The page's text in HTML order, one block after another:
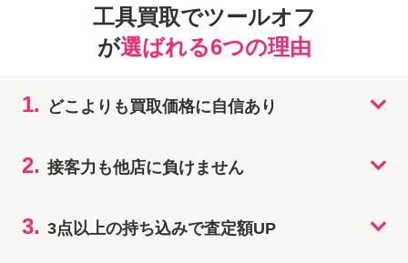
工具買取でツールオフ
が選ばれる6つの理由
1. どこよりも買取価格に自信あり
2. 接客力も他店に負けません
3. 3点以上の持ち込みで査定額UP